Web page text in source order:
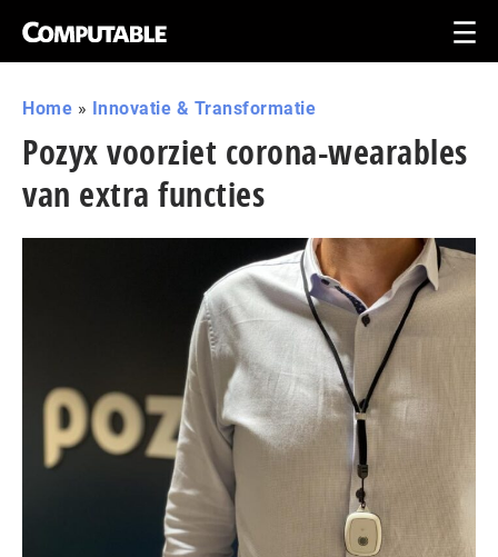
Home » Innovatie & Transformatie
Pozyx voorziet corona-wearables
van extra functies